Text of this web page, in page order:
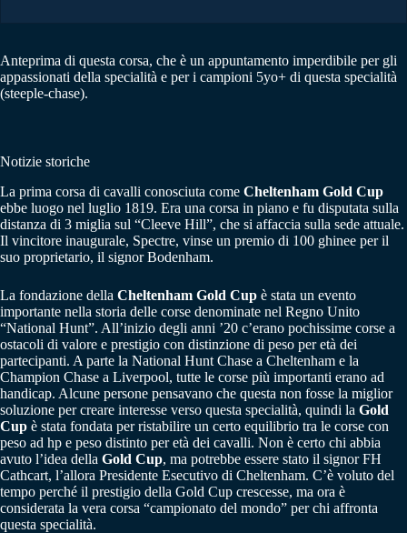
Anteprima di questa corsa, che è un appuntamento imperdibile per gli
appassionati della specialità e per i campioni 5yo+ di questa specialità
(steeple-chase).
Notizie storiche
La prima corsa di cavalli conosciuta come Cheltenham Gold Cup
ebbe luogo nel luglio 1819. Era una corsa in piano e fu disputata sulla
distanza di 3 miglia sul “Cleeve Hill”, che si affaccia sulla sede attuale.
Il vincitore inaugurale, Spectre, vinse un premio di 100 ghinee per il
suo proprietario, il signor Bodenham.
La fondazione della Cheltenham Gold Cup è stata un evento
importante nella storia delle corse denominate nel Regno Unito
“National Hunt”. All’inizio degli anni ’20 c’erano pochissime corse a
ostacoli di valore e prestigio con distinzione di peso per età dei
partecipanti. A parte la National Hunt Chase a Cheltenham e la
Champion Chase a Liverpool, tutte le corse più importanti erano ad
handicap. Alcune persone pensavano che questa non fosse la miglior
soluzione per creare interesse verso questa specialità, quindi la Gold
Cup è stata fondata per ristabilire un certo equilibrio tra le corse con
peso ad hp e peso distinto per età dei cavalli. Non è certo chi abbia
avuto l’idea della Gold Cup, ma potrebbe essere stato il signor FH
Cathcart, l’allora Presidente Esecutivo di Cheltenham. C’è voluto del
tempo perché il prestigio della Gold Cup crescesse, ma ora è
considerata la vera corsa “campionato del mondo” per chi affronta
questa specialità.